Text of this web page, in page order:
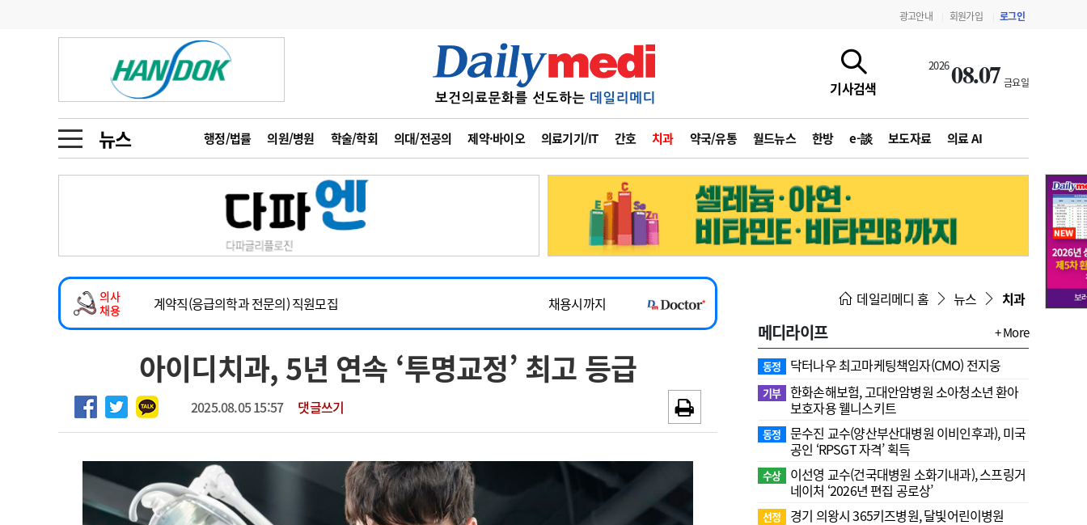
광고안내 회원가입 로그인
기사검색
202608.07 금요일
뉴스 행정/법률 의원/병원 학술/학회 의대/전공의 제약·바이오 의료기기/IT 간호 치과 약국/유통 월드뉴스 한방 e-談 보도자료 의료 AI
금주의 검색어
1
의사인력 수급 추계
2
성분명 처방
3
AI의료
4
전공의 모집 결과
6
관리급여 실시
지필공 지원책
수련환경 개선
의과대학 입시
인사 사고
오피니언 수첩
인물 초대석 피플
동영상뉴스
포토뉴스
메디 Hospital 지역병원 중소병원
인포메이션 행정처분 판례 정책/통계 공시 지침·기준·평가 약제급여 심사 결과
회사소개 법적고지 광고안내
의사
채용
2026년 하반기 인턴 모집
~2026-08-31
마취통증의학과 임기제 임상의사 채용
채용시까지
계약직(응급의학과 전문의) 직원모집
채용시까지
하반기 전공의(레지던트1년차) 모집
~2026-08-15
2026년 하반기 인턴 모집
~2026-08-31
마취통증의학과 임기제 임상의사 채용
아이디치과, 5년 연속 ‘투명교정’ 최고 등급
2025.08.05 15:57 댓글쓰기
데일리메디 홈 뉴스 치과
메디라이프 + More
동정 닥터나우 최고마케팅책임자(CMO) 전지웅
기부 한화손해보험, 고대안암병원 소아청소년 환아
보호자용 웰니스키트
동정
문수진 교수( 양산부산대병원 이비인후과), 미국
공인 ‘RPSGT 자격’ 획득
수상
이선영 교수(건국대병원 소화기내과), 스프링거
네이처 ‘2026년 편집 공로상’
선정 경기 의왕시 365키즈병원, 달빛어린이병원